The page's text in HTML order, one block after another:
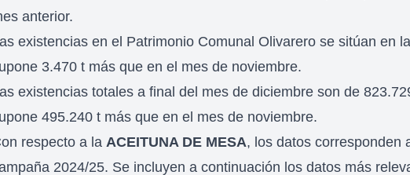
anterior.
existencias en el Patrimonio Comunal Olivarero se sitúan en
3.470 t más que en el mes de noviembre.
existencias totales a final del mes de diciembre son de
495.240 t más que en el mes de noviembre.
respecto a la ACEITUNA DE MESA, los datos corresponden
2024/25. Se incluyen a continuación los datos más